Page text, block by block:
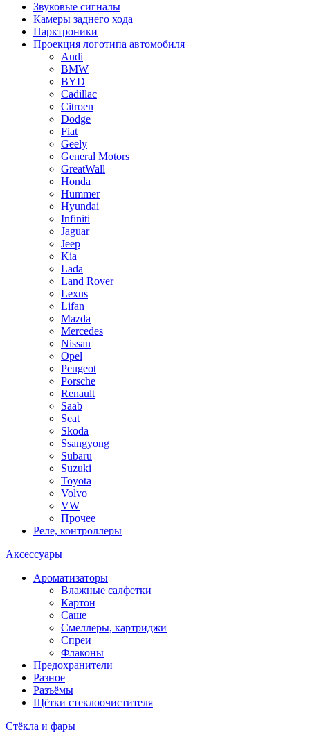
Звуковые сигналы
Камеры заднего хода
Парктроники
Проекция логотипа автомобиля
Audi
BMW
BYD
Cadillac
Citroen
Dodge
Fiat
Geely
General Motors
GreatWall
Honda
Hummer
Hyundai
Infiniti
Jaguar
Jeep
Kia
Lada
Land Rover
Lexus
Lifan
Mazda
Mercedes
Nissan
Opel
Peugeot
Porsche
Renault
Saab
Seat
Skoda
Ssangyong
Subaru
Suzuki
Toyota
Volvo
VW
Прочее
Реле, контроллеры
Аксессуары
Ароматизаторы
Влажные салфетки
Картон
Саше
Смеллеры, картриджи
Спреи
Флаконы
Предохранители
Разное
Разъёмы
Щётки стеклоочистителя
Стёкла и фары